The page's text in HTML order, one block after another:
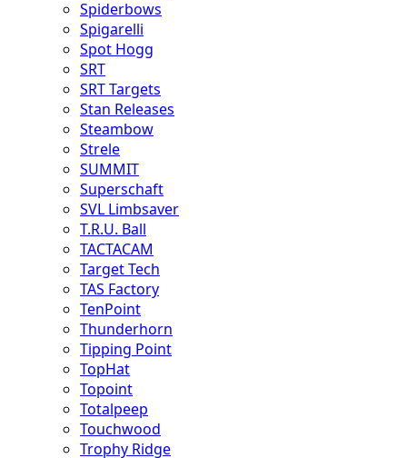
Spiderbows
Spigarelli
Spot Hogg
SRT
SRT Targets
Stan Releases
Steambow
Strele
SUMMIT
Superschaft
SVL Limbsaver
T.R.U. Ball
TACTACAM
Target Tech
TAS Factory
TenPoint
Thunderhorn
Tipping Point
TopHat
Topoint
Totalpeep
Touchwood
Trophy Ridge